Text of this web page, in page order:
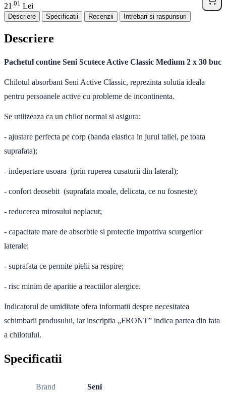
21 01 Lei
Descriere Specificatii Recenzii Intrebari si raspunsuri
Descriere
Pachetul contine Seni Scutece Active Classic Medium 2 x 30 buc
Chilotul absorbant Seni Active Classic, reprezinta solutia ideala
pentru persoanele active cu probleme de incontinenta.
Se utilizeaza ca un chilot normal si asigura:
- ajustare perfecta pe corp (banda elastica in jurul taliei, pe toata
suprafata);
- indepartare usoara (prin ruperea cusaturii din lateral);
- confort deosebit (suprafata moale, delicata, ce nu fosneste);
- reducerea mirosului neplacut;
- capacitate mare de absorbtie si protectie impotriva scurgerilor
laterale;
- suprafata ce permite pielii sa respire;
- risc minim de aparitie a reactiilor alergice.
Indicatorul de umiditate ofera informatii despre necesitatea
schimbarii produsului, iar inscriptia „FRONT” indica partea din fata
a chilotului.
Specificatii
Brand Seni